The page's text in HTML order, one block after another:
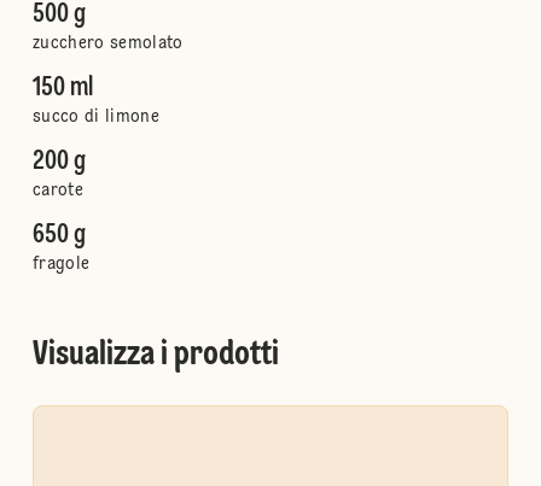
500 g
zucchero semolato
150 ml
succo di limone
200 g
carote
650 g
fragole
Visualizza i prodotti